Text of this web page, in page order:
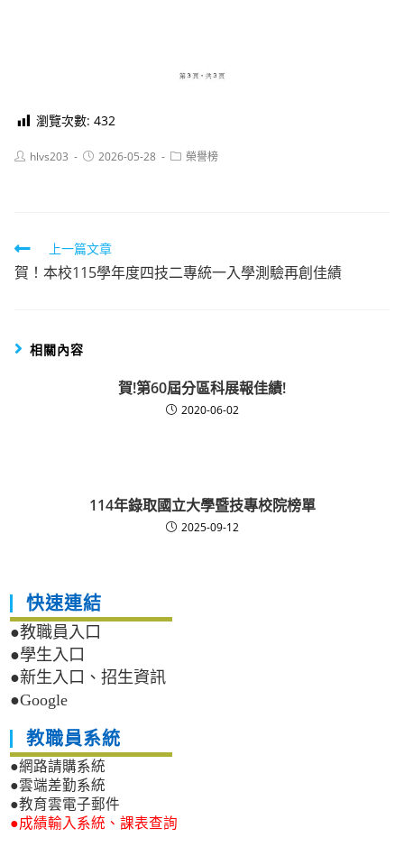
瀏覽次數: 432
Posthlvs203
Post2026-05-28
Post榮譽榜
Read
more
上一篇文章
賀！本校115學年度四技二專統一入學測驗再創佳績
相關內容
賀!第60屆分區科展報佳績!
2020-06-02
114年錄取國立大學暨技專校院榜單
2025-09-12
快速連結
●教職員入口
●學生入口
●新生入口、招生資訊
●Google
教職員系統
●網路請購系統
●雲端差勤系統
●教育雲電子郵件
●成績輸入系統、課表查詢